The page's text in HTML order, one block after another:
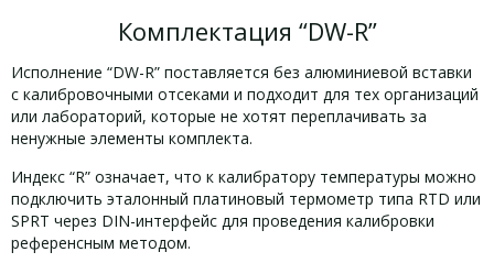
Комплектация “DW-R”
Исполнение “DW-R” поставляется без алюминиевой вставки
с калибровочными отсеками и подходит для тех организаций
или лабораторий, которые не хотят переплачивать за
ненужные элементы комплекта.
Индекс “R” означает, что к калибратору температуры можно
подключить эталонный платиновый термометр типа RTD или
SPRT через DIN-интерфейс для проведения калибровки
референсным методом.